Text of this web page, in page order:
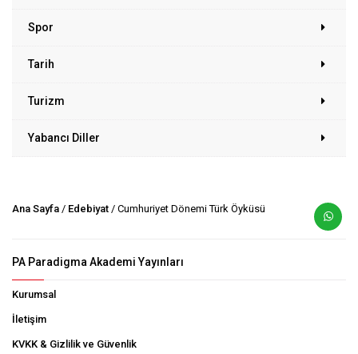
Spor
Tarih
Turizm
Yabancı Diller
Ana Sayfa / Edebiyat / Cumhuriyet Dönemi Türk Öyküsü
PA Paradigma Akademi Yayınları
Kurumsal
İletişim
KVKK & Gizlilik ve Güvenlik